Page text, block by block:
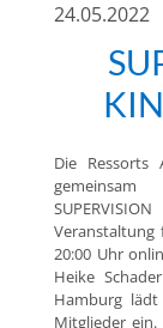
24.05.2022
Die Ressorts
Veranstaltung
20:00 Uhr
Heike
Hamburg
Mitglieder